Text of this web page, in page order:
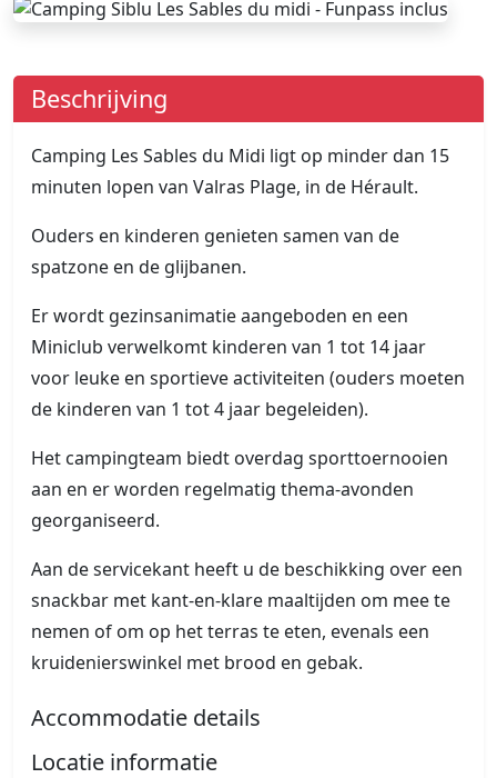
Beschrijving
Camping Les Sables du Midi ligt op minder dan 15
minuten lopen van Valras Plage, in de Hérault.
Ouders en kinderen genieten samen van de
spatzone en de glijbanen.
Er wordt gezinsanimatie aangeboden en een
Miniclub verwelkomt kinderen van 1 tot 14 jaar
voor leuke en sportieve activiteiten (ouders moeten
de kinderen van 1 tot 4 jaar begeleiden).
Het campingteam biedt overdag sporttoernooien
aan en er worden regelmatig thema-avonden
georganiseerd.
Aan de servicekant heeft u de beschikking over een
snackbar met kant-en-klare maaltijden om mee te
nemen of om op het terras te eten, evenals een
kruidenierswinkel met brood en gebak.
Accommodatie details
Locatie informatie